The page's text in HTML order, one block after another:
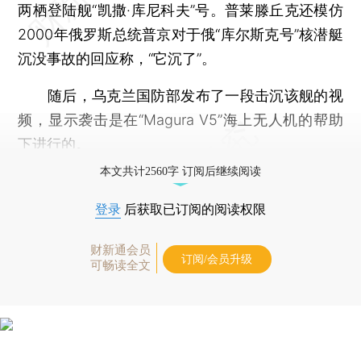
两栖登陆舰“凯撒·库尼科夫”号。普莱滕丘克还模仿
2000年俄罗斯总统普京对于俄“库尔斯克号”核潜艇
沉没事故的回应称，“它沉了”。
随后，乌克兰国防部发布了一段击沉该舰的视
频，显示袭击是在“Magura V5”海上无人机的帮助
下进行的。
本文共计2560字 订阅后继续阅读
登录 后获取已订阅的阅读权限
财新通会员
可畅读全文
订阅/会员升级